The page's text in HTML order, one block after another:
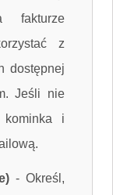
fakturze
z
dostępnej
Jeśli nie
kominka i
- Określ,